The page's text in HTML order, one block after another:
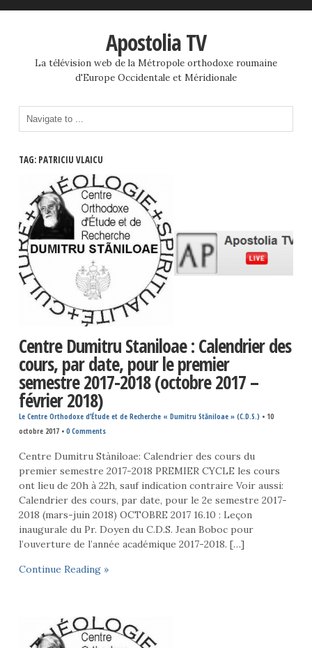
Apostolia TV
La télévision web de la Métropole orthodoxe roumaine
d'Europe Occidentale et Méridionale
TAG: PATRICIU VLAICU
Centre Dumitru Staniloae : Calendrier des
cours, par date, pour le premier
semestre 2017-2018 (octobre 2017 –
février 2018)
Le Centre Orthodoxe d’Étude et de Recherche « Dumitru Stăniloae » (C.D.S.) • 10
octobre 2017• 0 Comments
Centre Dumitru Stàniloae: Calendrier des cours du
premier semestre 2017-2018 PREMIER CYCLE les cours
ont lieu de 20h à 22h, sauf indication contraire Voir aussi:
Calendrier des cours, par date, pour le 2e semestre 2017-
2018 (mars-juin 2018) OCTOBRE 2017 16.10 : Leçon
inaugurale du Pr. Doyen du C.D.S. Jean Boboc pour
l’ouverture de l’année académique 2017-2018. […]
Continue Reading »